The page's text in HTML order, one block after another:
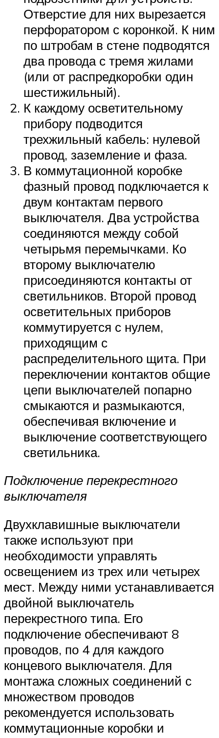
Отверстие для них вырезается
перфоратором с коронкой. К ним
по штробам в стене подводятся
два провода с тремя жилами
(или от распредкоробки один
шестижильный).
К каждому осветительному
прибору подводится
трехжильный кабель: нулевой
провод, заземление и фаза.
В коммутационной коробке
фазный провод подключается к
двум контактам первого
выключателя. Два устройства
соединяются между собой
четырьмя перемычками. Ко
второму выключателю
присоединяются контакты от
светильников. Второй провод
осветительных приборов
коммутируется с нулем,
приходящим с
распределительного щита. При
переключении контактов общие
цепи выключателей попарно
смыкаются и размыкаются,
обеспечивая включение и
выключение соответствующего
светильника.
Подключение перекрестного
выключателя
Двухклавишные выключатели
также используют при
необходимости управлять
освещением из трех или четырех
мест. Между ними устанавливается
двойной выключатель
перекрестного типа. Его
подключение обеспечивают 8
проводов, по 4 для каждого
концевого выключателя. Для
монтажа сложных соединений с
множеством проводов
рекомендуется использовать
коммутационные коробки и